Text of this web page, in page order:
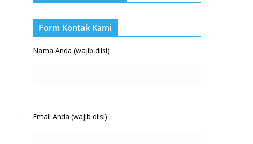
Form Kontak Kami
Nama Anda (wajib diisi)
Email Anda (wajib diisi)